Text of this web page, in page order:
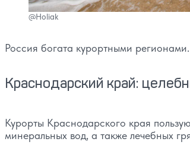
@Holiak
Россия богата курортными
Краснодарский край:
Курорты Краснодарского края
минеральных вод, а также лечебных